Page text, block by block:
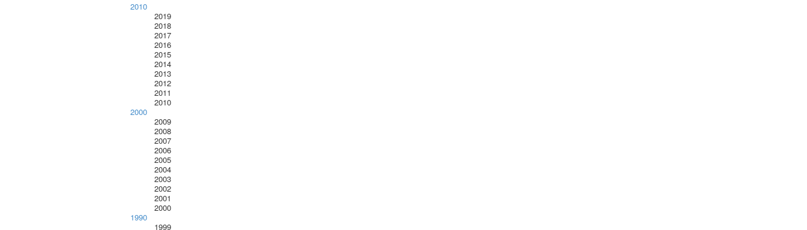
2010
2019
2018
2017
2016
2015
2014
2013
2012
2011
2010
2000
2009
2008
2007
2006
2005
2004
2003
2002
2001
2000
1990
1999